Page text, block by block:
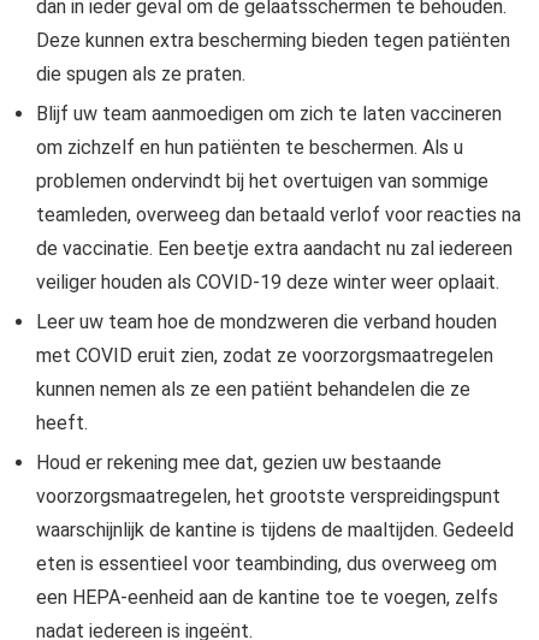
dan in ieder geval om de gelaatsschermen te behouden.
Deze kunnen extra bescherming bieden tegen patiënten
die spugen als ze praten.
Blijf uw team aanmoedigen om zich te laten vaccineren
om zichzelf en hun patiënten te beschermen. Als u
problemen ondervindt bij het overtuigen van sommige
teamleden, overweeg dan betaald verlof voor reacties na
de vaccinatie. Een beetje extra aandacht nu zal iedereen
veiliger houden als COVID-19 deze winter weer oplaait.
Leer uw team hoe de mondzweren die verband houden
met COVID eruit zien, zodat ze voorzorgsmaatregelen
kunnen nemen als ze een patiënt behandelen die ze
heeft.
Houd er rekening mee dat, gezien uw bestaande
voorzorgsmaatregelen, het grootste verspreidingspunt
waarschijnlijk de kantine is tijdens de maaltijden. Gedeeld
eten is essentieel voor teambinding, dus overweeg om
een ​​HEPA-eenheid aan de kantine toe te voegen, zelfs
nadat iedereen is ingeënt.